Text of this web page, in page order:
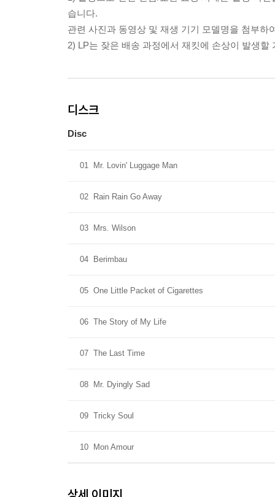
습니다.
관련 사진과 동영상 및 재생 기기 모델명을 첨부하
2) LP는 잦은 배송 과정에서 재킷에 손상이 발생
디스크
Disc
01 Mr. Lovin' Luggage Man
02 Rain Rain Go Away
03 Mrs. Wilson
04 Berimbau
05 One Little Packet of Cigarettes
06 The Story of My Life
07 The Last Time
08 Mr. Dyingly Sad
09 Tricky Soul
10 Mon Amour